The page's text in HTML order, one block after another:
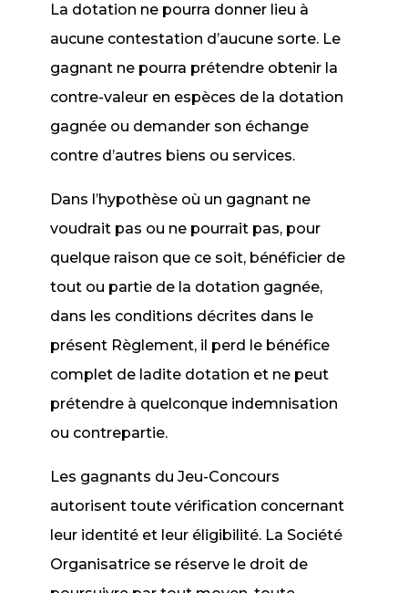
La dotation ne pourra donner lieu à
aucune contestation d’aucune sorte. Le
gagnant ne pourra prétendre obtenir la
contre-valeur en espèces de la dotation
gagnée ou demander son échange
contre d’autres biens ou services.
Dans l’hypothèse où un gagnant ne
voudrait pas ou ne pourrait pas, pour
quelque raison que ce soit, bénéficier de
tout ou partie de la dotation gagnée,
dans les conditions décrites dans le
présent Règlement, il perd le bénéfice
complet de ladite dotation et ne peut
prétendre à quelconque indemnisation
ou contrepartie.
Les gagnants du Jeu-Concours
autorisent toute vérification concernant
leur identité et leur éligibilité. La Société
Organisatrice se réserve le droit de